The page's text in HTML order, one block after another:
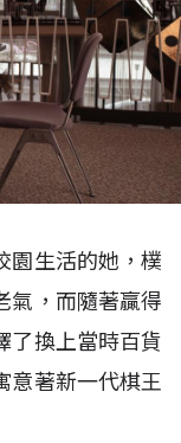
園生活的她，樸
氣，而隨著贏得
了換上當時百貨
意著新一代棋王